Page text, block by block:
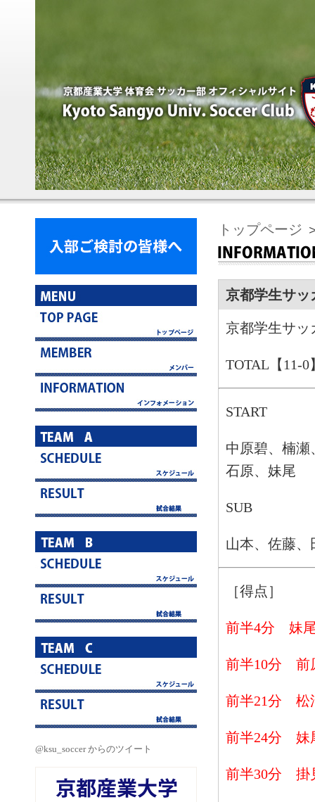
@ksu_soccer からのツイート
トップページ
京都学生サ
京都学生サ
TOTAL【11-0
START
中原碧、楠
石原、妹尾
SUB
山本、佐藤
［得点］
前半4分 妹
前半10分 前
前半21分 松
前半24分 妹
前半30分 掛